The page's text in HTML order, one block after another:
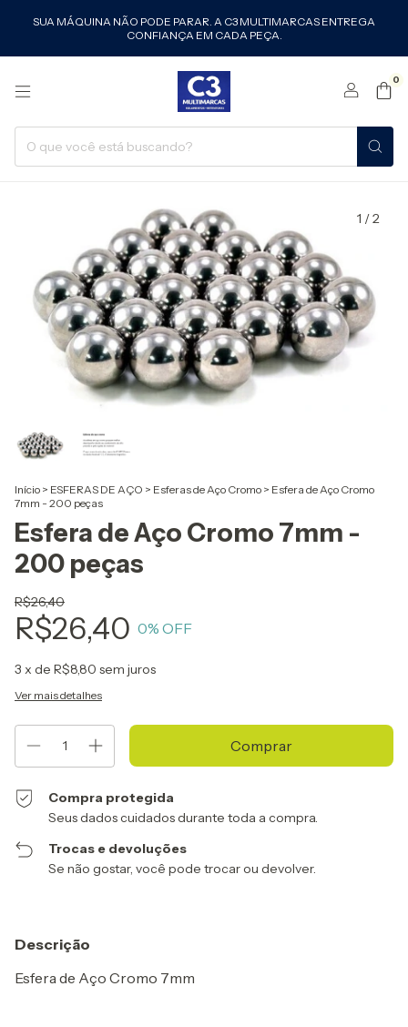
SUA MÁQUINA NÃO PODE PARAR. A C3 MULTIMARCAS ENTREGA
CONFIANÇA EM CADA PEÇA.
0
1 /2
Início > ESFERAS DE AÇO > Esferas de Aço Cromo > Esfera de Aço Cromo
7mm - 200 peças
Esfera de Aço Cromo 7mm -
200 peças
R$26,40
R$26,40 0% OFF
3 x de R$8,80 sem juros
Ver mais detalhes
Compra protegida
Seus dados cuidados durante toda a compra.
Trocas e devoluções
Se não gostar, você pode trocar ou devolver.
Descrição
Esfera de Aço Cromo 7mm